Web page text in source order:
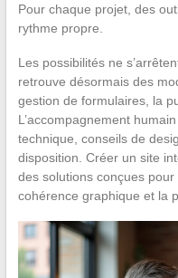
Pour chaque projet, des
rythme propre.
Les possibilités ne
retrouve désormais des
gestion de formulaires, la
L’accompagnement
technique, conseils de
disposition. Créer un site
des solutions conçues pour
cohérence graphique et la